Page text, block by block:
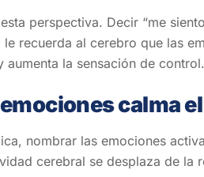
perspectiva. Decir “me
recuerda al cerebro que las
la sensación de control.
calma
nombrar las emociones
cerebral se desplaza de